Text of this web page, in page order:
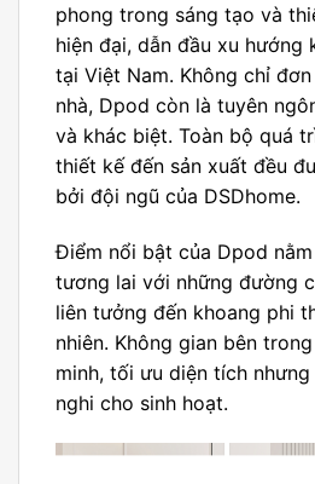
phong trong sáng tạo và
hiện đại, dẫn đầu xu hướng
tại Việt Nam. Không chỉ
nhà, Dpod còn là tuyên
và khác biệt. Toàn bộ quá
thiết kế đến sản xuất đều
bởi đội ngũ của DSDhome.
Điểm nổi bật của Dpod
tương lai với những đường
liên tưởng đến khoang phi
nhiên. Không gian bên
minh, tối ưu diện tích
nghi cho sinh hoạt.